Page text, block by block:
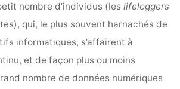
nombre d’individus (leslifeloggers
qui, le plus souvent harnachés de
informatiques, s’affairent à
et de façon plus ou moins
nombre de données numériques